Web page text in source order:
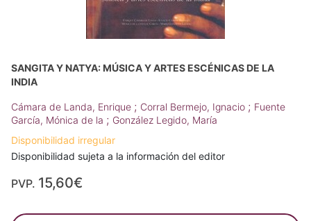
SANGITA Y NATYA: MÚSICA Y ARTES ESCÉNICAS DE LA
INDIA
Cámara de Landa, Enrique ; Corral Bermejo, Ignacio ; Fuente
García, Mónica de la ; González Legido, María
Disponibilidad irregular
Disponibilidad sujeta a la información del editor
PVP. 15,60€